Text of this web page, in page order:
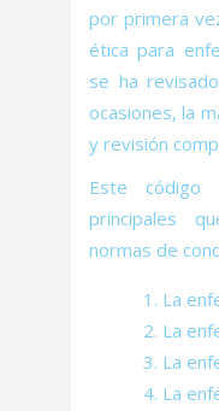
por primera
ética para
se ha
ocasiones, la
y revisión
Este código
principales
normas de
La
La
La
La